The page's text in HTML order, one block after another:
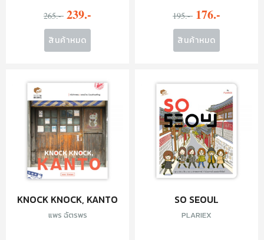
265.- 239.-
สินค้าหมด
195.- 176.-
สินค้าหมด
KNOCK KNOCK, KANTO
แพร ฉัตรพร
SO SEOUL
PLARIEX